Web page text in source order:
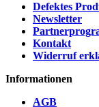
Defektes
Newsletter
Kontakt
Widerruf
Informationen
AGB